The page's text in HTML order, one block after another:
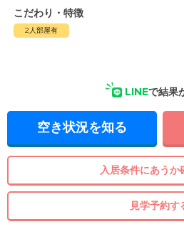
こだわり・特徴
2人部屋有
LINEで結果
空き状況を知る
入居条件にあうか
見学予約す